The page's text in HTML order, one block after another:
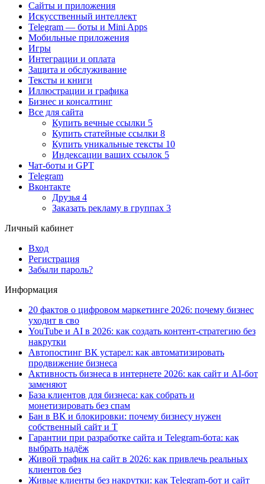
Сайты и приложения
Искусственный интеллект
Telegram — боты и Mini Apps
Мобильные приложения
Игры
Интеграции и оплата
Защита и обслуживание
Тексты и книги
Иллюстрации и графика
Бизнес и консалтинг
Все для сайта
Купить вечные ссылки 5
Купить статейные ссылки 8
Купить уникальные тексты 10
Индексации ваших ссылок 5
Чат-боты и GPT
Telegram
Вконтакте
Друзья 4
Заказать рекламу в группах 3
Личный кабинет
Вход
Регистрация
Забыли пароль?
Информация
20 фактов о цифровом маркетинге 2026: почему бизнес
уходит в сво
YouTube и AI в 2026: как создать контент-стратегию без
накрутки
Автопостинг ВК устарел: как автоматизировать
продвижение бизнеса
Активность бизнеса в интернете 2026: как сайт и AI-бот
заменяют
База клиентов для бизнеса: как собрать и
монетизировать без спам
Бан в ВК и блокировки: почему бизнесу нужен
собственный сайт и T
Гарантии при разработке сайта и Telegram-бота: как
выбрать надёж
Живой трафик на сайт в 2026: как привлечь реальных
клиентов без
Живые клиенты без накрутки: как Telegram-бот и сайт